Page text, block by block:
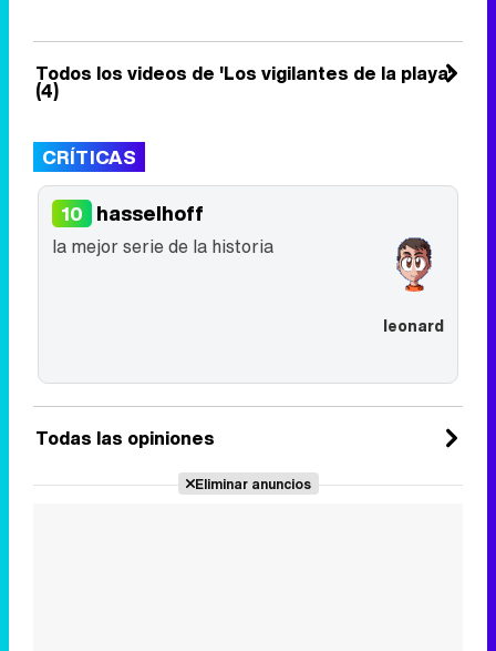
película que adapta la popular
8 de diciembre 2016
Todos los videos de 'Los vigilantes de la playa'
(4)
CRÍTICAS
10 hasselhoff
leonard
la mejor serie de la historia
Todas las opiniones
Eliminar anuncios